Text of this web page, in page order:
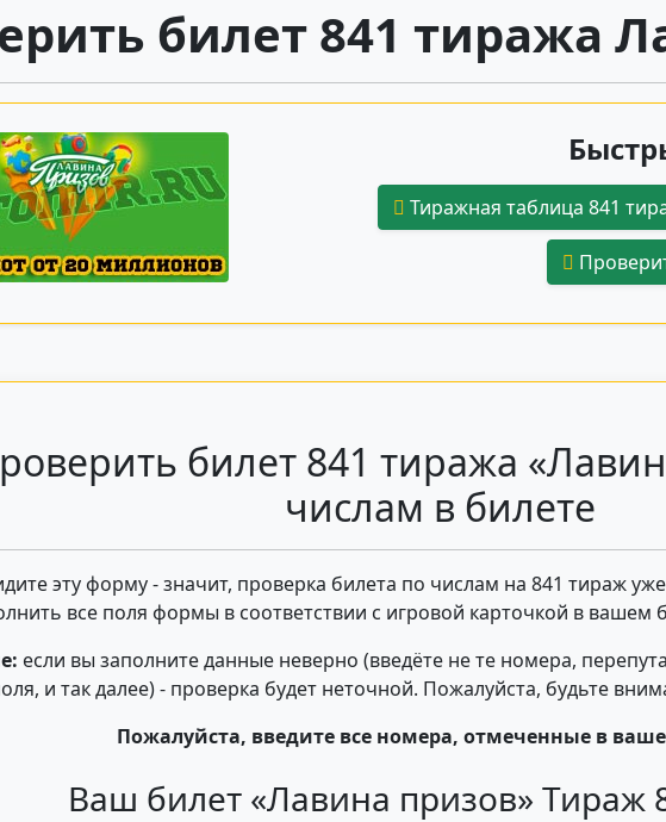
билет 841 тиража
Тиражная таблица 841
билет 841 тиража
числам в билете
эту форму - значит, проверка билета по числам на 841 тираж
все поля формы в соответствии с игровой карточкой в вашем
если вы заполните данные неверно (введёте не те номера,
и так далее) - проверка будет неточной. Пожалуйста, будьте
Пожалуйста, введите все номера, отмеченные в
Ваш билет «Лавина призов» Тираж